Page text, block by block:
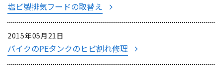
塩ビ製排気フードの取替え
2015年05月21日
バイクのPEタンクのヒビ割れ修理